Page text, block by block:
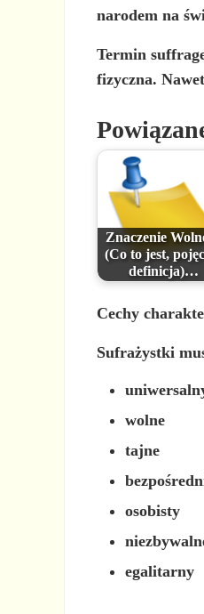
narodem na
Termin
fizyczna.
Znaczenie
(Co to jest,
definicja)…
Cechy
Sufrażystki
wolne
tajne
osobisty
egalitarny